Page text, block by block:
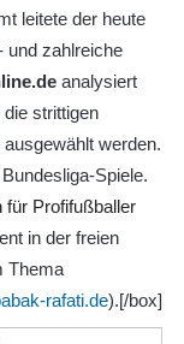
leitete der heute
und zahlreiche
analysiert
strittigen
werden.
Spiele.
für Profifußballer
in der freien
Thema
rafati.de).[/box]